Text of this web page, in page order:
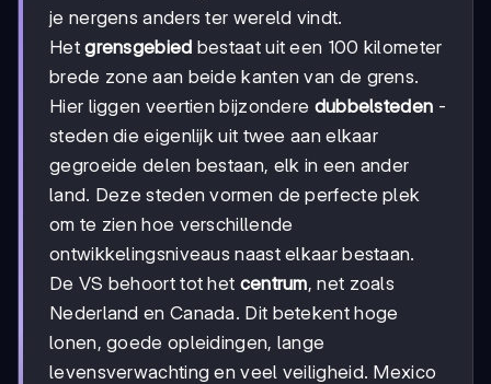
je nergens anders ter wereld vindt.
Hetgrensgebied bestaat uit een 100 kilometer
brede zone aan beide kanten van de grens.
Hier liggen veertien bijzondere dubbelsteden -
steden die eigenlijk uit twee aan elkaar
gegroeide delen bestaan, elk in een ander
land. Deze steden vormen de perfecte plek
om te zien hoe verschillende
ontwikkelingsniveaus naast elkaar bestaan.
De VS behoort tot het centrum, net zoals
Nederland en Canada. Dit betekent hoge
lonen, goede opleidingen, lange
levensverwachting en veel veiligheid. Mexico